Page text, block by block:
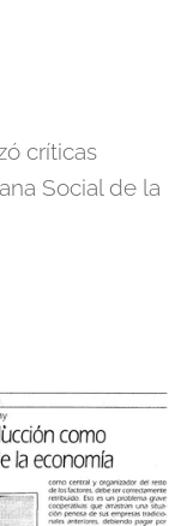
críticas
Social de la